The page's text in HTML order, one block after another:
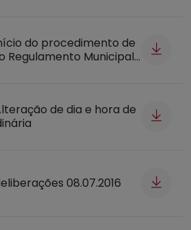
do procedimento de
Regulamento Municipal
de dia e hora de
08.07.2016